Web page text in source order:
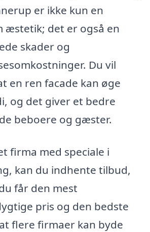
er ikke kun en
æstetik; det er også en
skader og
Du vil
en ren facade kan øge
og det giver et bedre
beboere og gæster.
firma med speciale i
kan du indhente tilbud,
får den mest
pris og den bedste
flere firmaer kan byde